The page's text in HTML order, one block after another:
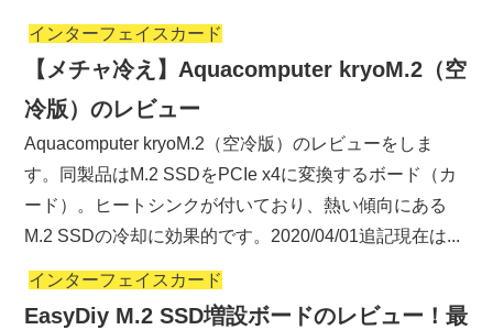
インターフェイスカード
【メチャ冷え】Aquacomputer kryoM.2（空
冷版）のレビュー
Aquacomputer kryoM.2（空冷版）のレビューをしま
す。同製品はM.2 SSDをPCIe x4に変換するボード（カ
ード）。ヒートシンクが付いており、熱い傾向にある
M.2 SSDの冷却に効果的です。2020/04/01追記現在は...
インターフェイスカード
EasyDiy M.2 SSD増設ボードのレビュー！最